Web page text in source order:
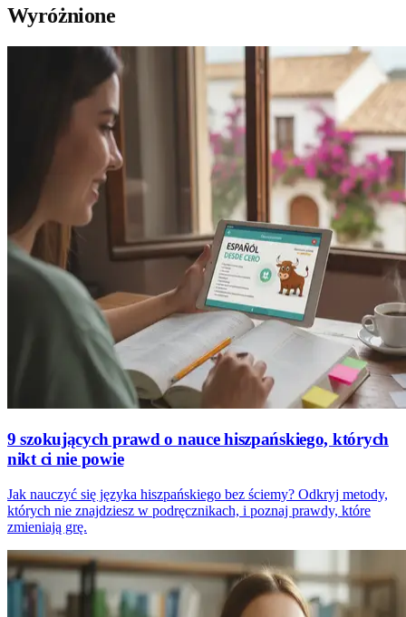
Wyróżnione
9 szokujących prawd o nauce hiszpańskiego, których
nikt ci nie powie
Jak nauczyć się języka hiszpańskiego bez ściemy? Odkryj metody,
których nie znajdziesz w podręcznikach, i poznaj prawdy, które
zmieniają grę.